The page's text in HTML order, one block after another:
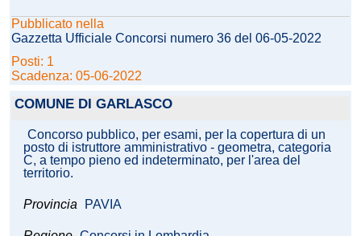
Pubblicato nella
Gazzetta Ufficiale Concorsi numero 36 del 06-05-2022
Posti: 1
Scadenza: 05-06-2022
COMUNE DI GARLASCO
Concorso pubblico, per esami, per la copertura di un
posto di istruttore amministrativo - geometra, categoria
C, a tempo pieno ed indeterminato, per l'area del
territorio.
Provincia PAVIA